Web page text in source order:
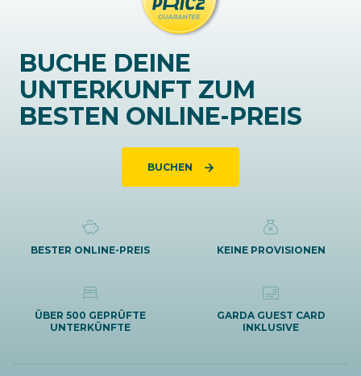
BUCHE DEINE
UNTERKUNFT ZUM
BESTEN ONLINE-PREIS
BUCHEN
BESTER ONLINE-PREIS KEINE PROVISIONEN
ÜBER 500 GEPRÜFTE
UNTERKÜNFTE
GARDA GUEST CARD
INKLUSIVE